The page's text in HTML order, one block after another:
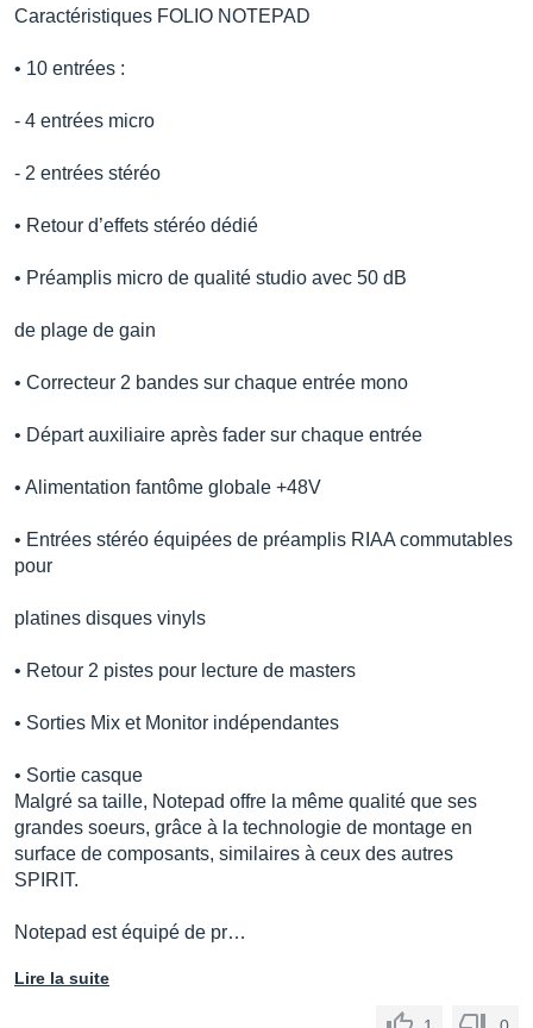
Caractéristiques FOLIO NOTEPAD
• 10 entrées :
- 4 entrées micro
- 2 entrées stéréo
• Retour d’effets stéréo dédié
• Préamplis micro de qualité studio avec 50 dB
de plage de gain
• Correcteur 2 bandes sur chaque entrée mono
• Départ auxiliaire après fader sur chaque entrée
• Alimentation fantôme globale +48V
• Entrées stéréo équipées de préamplis RIAA commutables
pour
platines disques vinyls
• Retour 2 pistes pour lecture de masters
• Sorties Mix et Monitor indépendantes
• Sortie casque
Malgré sa taille, Notepad offre la même qualité que ses
grandes soeurs, grâce à la technologie de montage en
surface de composants, similaires à ceux des autres
SPIRIT.
Notepad est équipé de pr…
Lire la suite